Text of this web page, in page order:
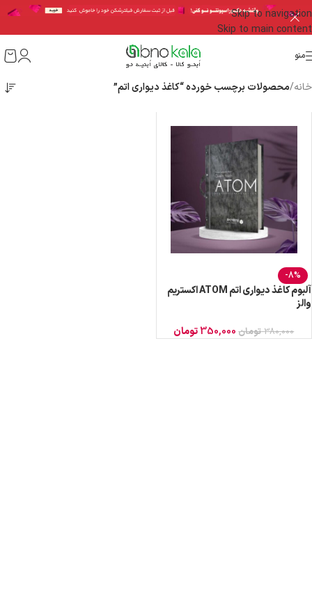
Skip to navigation
Skip to main content
منو
خانه/محصولات برچسب خورده “کاغذ دیواری اتم”
-8%
آلبوم کاغذ دیواری اتم ATOM اکستریم
والز
380,000 تومان 350,000تومان